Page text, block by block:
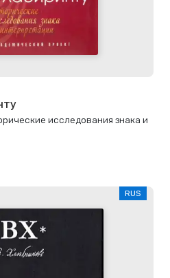
исследования знака и
RUS